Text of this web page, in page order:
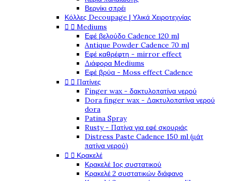
Βερνίκι σπρέι
Κόλλες Decoupage | Υλικά Χειροτεχνίας
  Mediums
Εφέ βελούδο Cadence 120 ml
Antique Powder Cadence 70 ml
Εφέ καθρέφτη - mirror effect
Διάφορα Mediums
Εφέ βρύα - Moss effect Cadence
  Πατίνες
Finger wax - δακτυλοπατίνα νερού
Dora finger wax - Δακτυλοπατίνα νερού
dora
Patina Spray
Rusty - Πατίνα για εφέ σκουριάς
Distress Paste Cadence 150 ml (μάτ
πατίνα νερού)
  Κρακελέ
Κρακελέ 1ος συστατικού
Κρακελέ 2 συστατικών διάφανο